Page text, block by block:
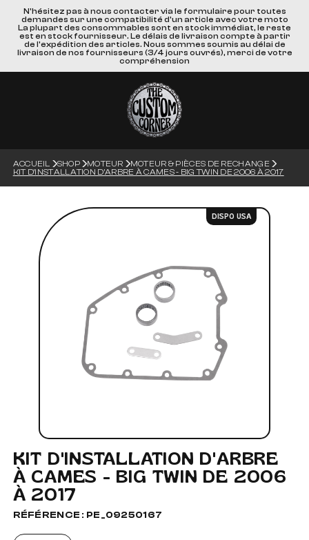
N'hésitez pas à nous contacter via le formulaire pour toutes
demandes sur une compatibilité d'un article avec votre moto
La plupart des consommables sont en stock immédiat, le reste
est en stock fournisseur. Le délais de livraison compte à partir
de l'expédition des articles. Nous sommes soumis au délai de
livraison de nos fournisseurs (3/4 jours ouvrés), merci de votre
compréhension
ACCUEIL SHOP MOTEUR
MOTEUR & PIÈCES DE RECHANGE
KIT D'INSTALLATION D'ARBRE À CAMES - BIG TWIN DE 2006 À 2017
DISPO USA
KIT D'INSTALLATION D'ARBRE
À CAMES - BIG TWIN DE 2006
À 2017
RÉFÉRENCE : PE_09250167